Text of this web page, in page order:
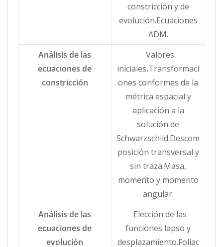
constricción y de
evolución.Ecuaciones
ADM.
Análisis de las
ecuaciones de
constricción
Valores
iniciales.Transformaci
ones conformes de la
métrica espacial y
aplicación a la
solución de
Schwarzschild.Descom
posición transversal y
sin traza.Masa,
momento y momento
angular.
Análisis de las
ecuaciones de
evolución
Elección de las
funciones lapso y
desplazamiento.Foliac